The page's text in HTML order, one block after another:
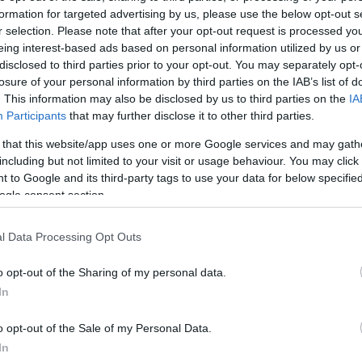
for targeted advertising by us, please use the below opt-out
selection. Please note that after your opt-out request is processed
interest-based ads based on personal information utilized by us
to third parties prior to your opt-out. You may separately
of your personal information by third parties on the IAB’s list of
This information may also be disclosed by us to third parties on the
Participants that may further disclose it to other third parties.
that this website/app uses one or more Google services and may
but not limited to your visit or usage behaviour. You may
to Google and its third-party tags to use your data for below
consent section.
Data Processing Opt Outs
opt-out of the Sharing of my personal data.
opt-out of the Sale of my Personal Data.
szárnyakat ad…
utazik az Újpest, ezért nem lepődtünk meg
osztályának az egyik vezetője. Az sem
volt, hogy a lilák mindenre figyelő sajtósai
csapata lesznek
ügyben. Nonszensznek tartjuk, hogy a klub életéről
nálunk. Az Újpest FC, ahogy eddig is, ezután is a
híreket"